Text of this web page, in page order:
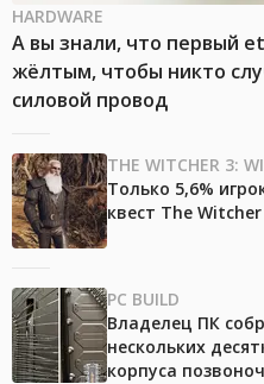
HARDWARE
А вы знали, что первый
жёлтым, чтобы никто
силовой провод
THE WITCHER 3:
Только 5,6%
квест The
PC BUILD
Владелец ПК
нескольких
корпуса